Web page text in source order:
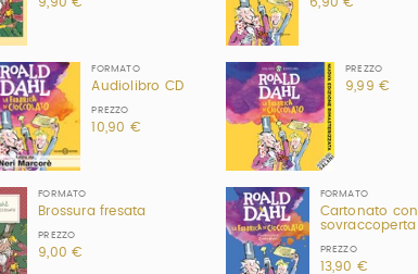
FORMATO
Audiolibro CD
PREZZO
10,90 €
PREZZO
9,99 €
FORMATO
Brossura fresata
PREZZO
9,00 €
FORMATO
Cartonato con
sovraccoperta
PREZZO
13,90 €